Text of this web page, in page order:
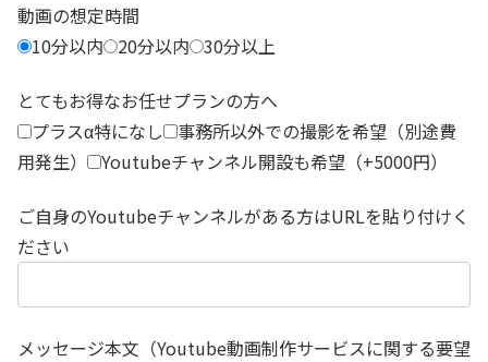
動画の想定時間
10分以内
20分以内 30分以上
とてもお得なお任せプランの方へ
プラスα特になし
事務所以外での撮影を希望（別途費
用発生）
Youtubeチャンネル開設も希望（+5000円）
ご自身のYoutubeチャンネルがある方はURLを貼り付けく
ださい
メッセージ本文（Youtube動画制作サービスに関する要望